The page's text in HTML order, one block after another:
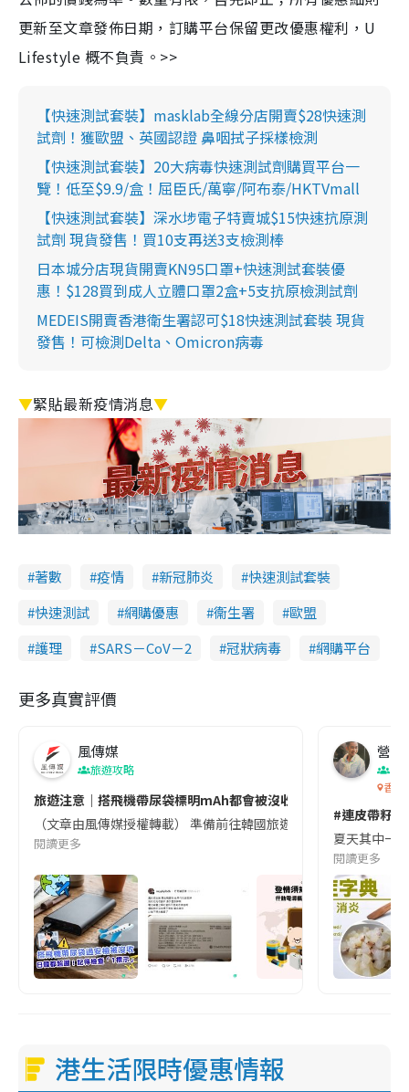
更新至文章發佈日期，訂購平台保留更改優惠權利，U
Lifestyle 概不負責。>>
【快速測試套裝】masklab全線分店開賣$28快速測
試劑！獲歐盟、英國認證 鼻咽拭子採樣檢測
【快速測試套裝】20大病毒快速測試劑購買平台一
覽！低至$9.9/盒！屈臣氏/萬寧/阿布泰/HKTVmall
【快速測試套裝】深水埗電子特賣城$15快速抗原測
試劑 現貨發售！買10支再送3支檢測棒
日本城分店現貨開賣KN95口罩+快速測試套裝優
惠！$128買到成人立體口罩2盒+5支抗原檢測試劑
MEDEIS開賣香港衛生署認可$18快速測試套裝 現貨
發售！可檢測Delta、Omicron病毒
▼緊貼最新疫情消息▼
著數 疫情 新冠肺炎
快速測試套裝
快速測試
網購優惠 衞生署
歐盟
護理
SARS－CoV－2 冠狀病毒 網購平台
更多真實評價
風傳媒
旅遊攻略
旅遊注意｜搭飛機帶尿袋標明mAh都會被沒收😱出發前切記檢查
（文章由風傳媒授權轉載） 準備前往韓國旅遊的民眾，近期要
閱讀更多
營養
香港
#連皮帶籽
夏天其中一
閱讀更多
港生活限時優惠情報